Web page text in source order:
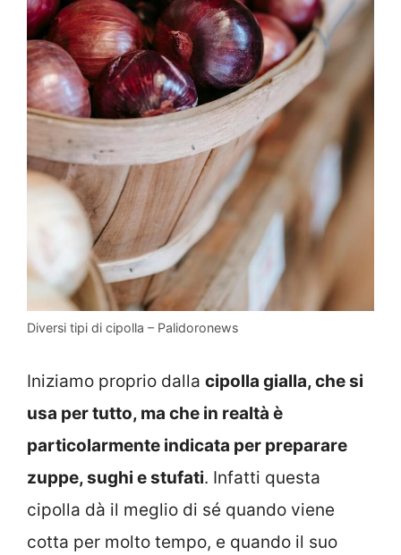
Diversi tipi di cipolla – Palidoronews
Iniziamo proprio dalla cipolla gialla, che si
usa per tutto, ma che in realtà è
particolarmente indicata per preparare
zuppe, sughi e stufati. Infatti questa
cipolla dà il meglio di sé quando viene
cotta per molto tempo, e quando il suo